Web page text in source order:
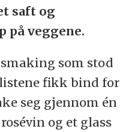
saft og
på veggene.
som stod
fikk bind for
seg gjennom én
og et glass